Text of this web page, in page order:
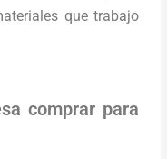
que trabajo
comprar para